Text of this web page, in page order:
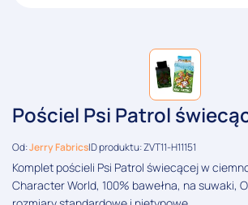
Pościel Psi Patrol
Od:Jerry FabricsID produktu: ZVT11-H11151
Komplet pościeli Psi Patrol świecącej w
Character World, 100% bawełna, na suwaki,